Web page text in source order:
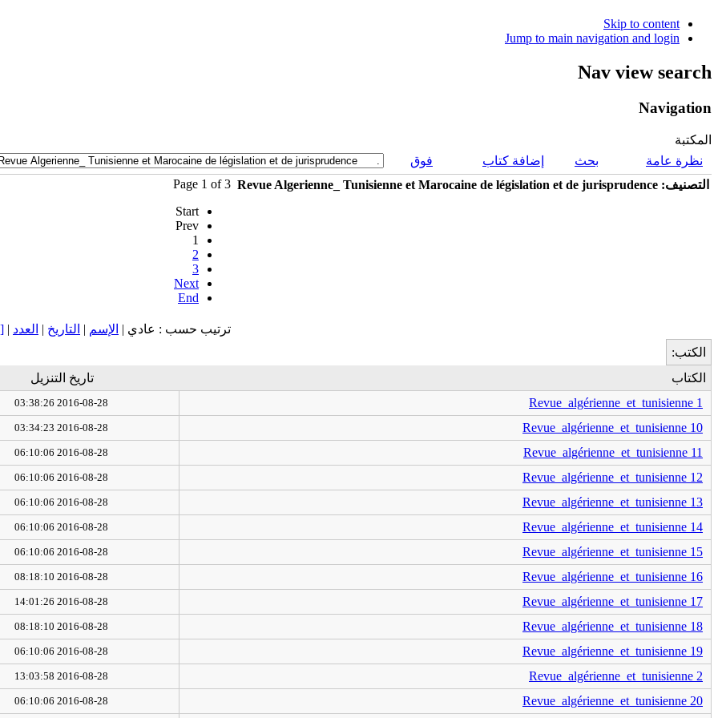
Skip to content
Jump to main navigation and login
Nav view search
Navigation
المكتبة
نظرة عامة
بحث إضافة كتاب
فوق
التصنيف: Revue Algerienne_ Tunisienne et Marocaine de législation et de jurisprudence
Page 1 of 3
Start
Prev
1
2
3
Next
End
ترتيب حسب : عادي | الإسم | التاريخ | العدد |
الكتب:
الكتاب
تاريخ التنزيل
Revue_algérienne_et_tunisienne 1
2016-08-28 03:38:26
Revue_algérienne_et_tunisienne 10
2016-08-28 03:34:23
Revue_algérienne_et_tunisienne 11
2016-08-28 06:10:06
Revue_algérienne_et_tunisienne 12
2016-08-28 06:10:06
Revue_algérienne_et_tunisienne 13
2016-08-28 06:10:06
Revue_algérienne_et_tunisienne 14
2016-08-28 06:10:06
Revue_algérienne_et_tunisienne 15
2016-08-28 06:10:06
Revue_algérienne_et_tunisienne 16
2016-08-28 08:18:10
Revue_algérienne_et_tunisienne 17
2016-08-28 14:01:26
Revue_algérienne_et_tunisienne 18
2016-08-28 08:18:10
Revue_algérienne_et_tunisienne 19
2016-08-28 06:10:06
Revue_algérienne_et_tunisienne 2
2016-08-28 13:03:58
Revue_algérienne_et_tunisienne 20
2016-08-28 06:10:06